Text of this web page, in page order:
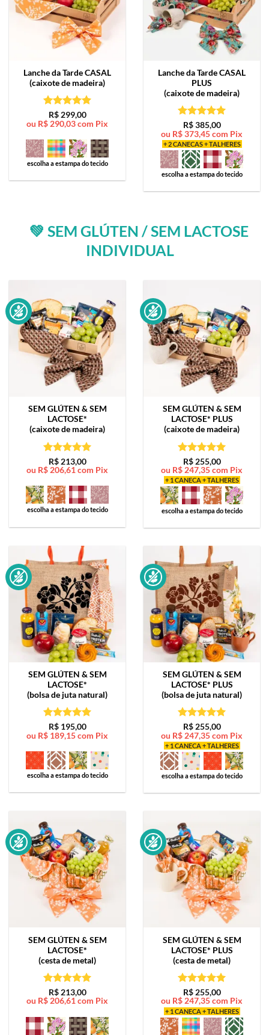
Lanche da TardeCASAL
(caixote de madeira)
Avaliação5
de 5
R$299,00
ou R$ 290,03com Pix
escolha a estampa do tecido
Lanche da TardeCASAL
PLUS
(caixote de madeira)
Avaliação5
de 5
R$385,00
ou R$373,45com Pix
+ 2 CANECAS + TALHERES
escolha a estampa do tecido
💚 SEM GLÚTEN / SEM LACTOSE
INDIVIDUAL
SEM GLÚTEN & SEM
LACTOSE*
(caixote de madeira)
Avaliação5
de 5
R$213,00
ou R$ 206,61 com Pix
escolha a estampa do tecido
SEM GLÚTEN & SEM
LACTOSE* PLUS
(caixote de madeira)
Avaliação5
de 5
R$255,00
ou R$ 247,35com Pix
+ 1 CANECA + TALHERES
escolha a estampa do tecido
SEM GLÚTEN & SEM
LACTOSE*
(bolsa de juta natural)
Avaliação5
de 5
R$195,00
ou R$ 189,15com Pix
escolha a estampa do tecido
SEM GLÚTEN & SEM
LACTOSE* PLUS
(bolsa de juta natural)
Avaliação5
de 5
R$255,00
ou R$ 247,35com Pix
+ 1 CANECA + TALHERES
escolha a estampa do tecido
SEM GLÚTEN & SEM
LACTOSE*
(cesta de metal)
Avaliação5
de 5
R$213,00
ou R$206,61com Pix
SEM GLÚTEN & SEM
LACTOSE* PLUS
(cesta de metal)
Avaliação5
de 5
R$255,00
ou R$247,35com Pix
+ 1 CANECA + TALHERES